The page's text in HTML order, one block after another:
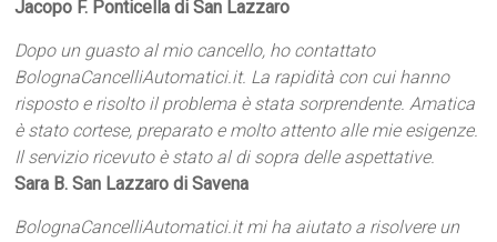
Jacopo F. Ponticella di San Lazzaro
Dopo un guasto al mio cancello, ho contattato
BolognaCancelliAutomatici.it. La rapidità con cui hanno
risposto e risolto il problema è stata sorprendente. Amatica
è stato cortese, preparato e molto attento alle mie esigenze.
Il servizio ricevuto è stato al di sopra delle aspettative.
Sara B. San Lazzaro di Savena
BolognaCancelliAutomatici.it mi ha aiutato a risolvere un